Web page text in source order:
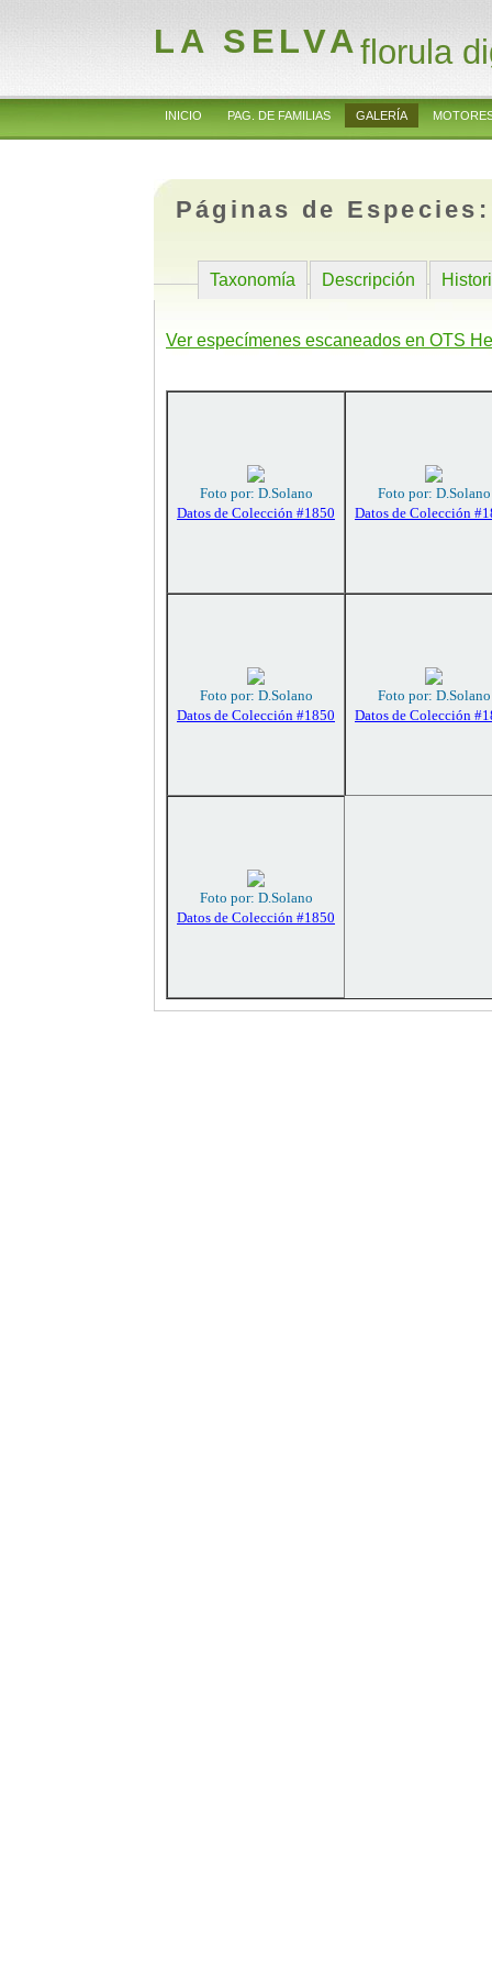
LA SELVAflorula
INICIO PAG. DE FAMILIAS GALERÍA
Páginas de
Taxonomía Descripción
Ver especímenes escaneados en OTS
Foto por: D.Solano
Datos de Colección #1850
Foto por: D.Solano
Datos de Colección
Foto por: D.Solano
Datos de Colección #1850
Foto por: D.Solano
Datos de Colección
Foto por: D.Solano
Datos de Colección #1850